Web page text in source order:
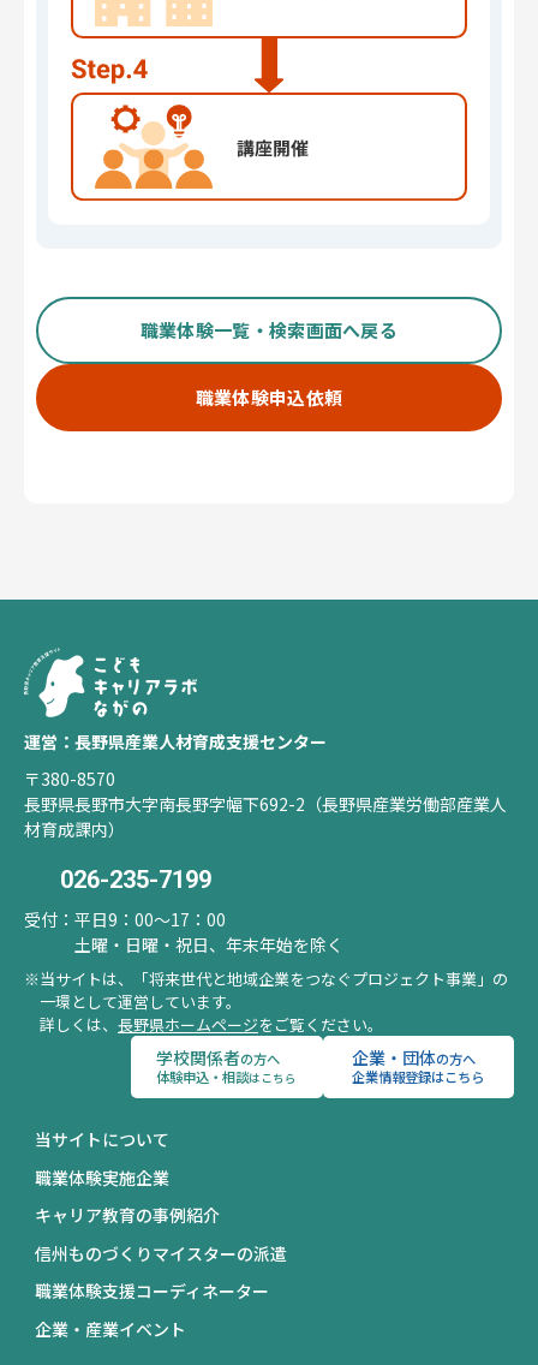
職業体験一覧・検索画面へ戻る
職業体験申込依頼
運営：長野県産業人材育成支援センター
〒380-8570
長野県長野市大字南長野字幅下692-2（長野県産業労働部産業人
材育成課内）
026-235-7199
受付： 平日9：00～17：00
土曜・日曜・祝日、年末年始を除く
当サイトは、「将来世代と地域企業をつなぐプロジェクト事業」の
一環として運営しています。
詳しくは、 長野県ホームページをご覧ください。
学校関係者の方へ
体験申込・相談はこちら
企業・団体の方へ
企業情報登録はこちら
当サイトについて
職業体験実施企業
キャリア教育の事例紹介
信州ものづくりマイスターの派遣
職業体験支援コーディネーター
企業・産業イベント